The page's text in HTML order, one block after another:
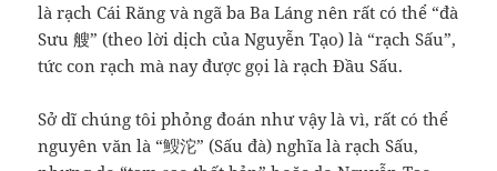
là rạch Cái Răng và ngã ba Ba Láng nên rất có thể “đà
Sưu 艘” (theo lời dịch của Nguyễn Tạo) là “rạch Sấu”,
tức con rạch mà nay được gọi là rạch Đầu Sấu.
Sở dĩ chúng tôi phỏng đoán như vậy là vì, rất có thể
nguyên văn là “䱸沱” (Sấu đà) nghĩa là rạch Sấu,